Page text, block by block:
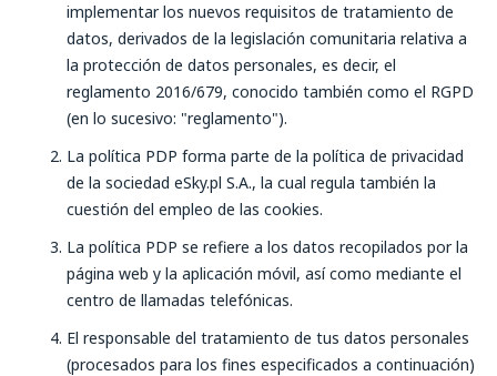
implementar los nuevos requisitos de tratamiento de
datos, derivados de la legislación comunitaria relativa a
la protección de datos personales, es decir, el
reglamento 2016/679, conocido también como el RGPD
(en lo sucesivo: "reglamento").
La política PDP forma parte de la política de privacidad
de la sociedad eSky.pl S.A., la cual regula también la
cuestión del empleo de las cookies.
La política PDP se refiere a los datos recopilados por la
página web y la aplicación móvil, así como mediante el
centro de llamadas telefónicas.
El responsable del tratamiento de tus datos personales
(procesados para los fines especificados a continuación)